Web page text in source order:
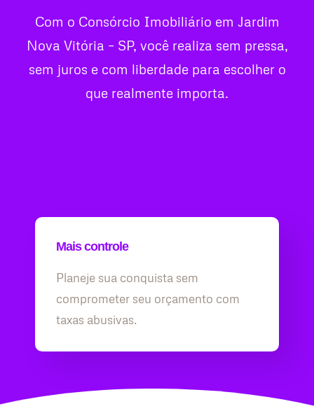
Com o Consórcio Imobiliário em Jardim
Nova Vitória – SP, você realiza sem pressa,
sem juros e com liberdade para escolher o
que realmente importa.
Mais controle
Planeje sua conquista sem
comprometer seu orçamento com
taxas abusivas.